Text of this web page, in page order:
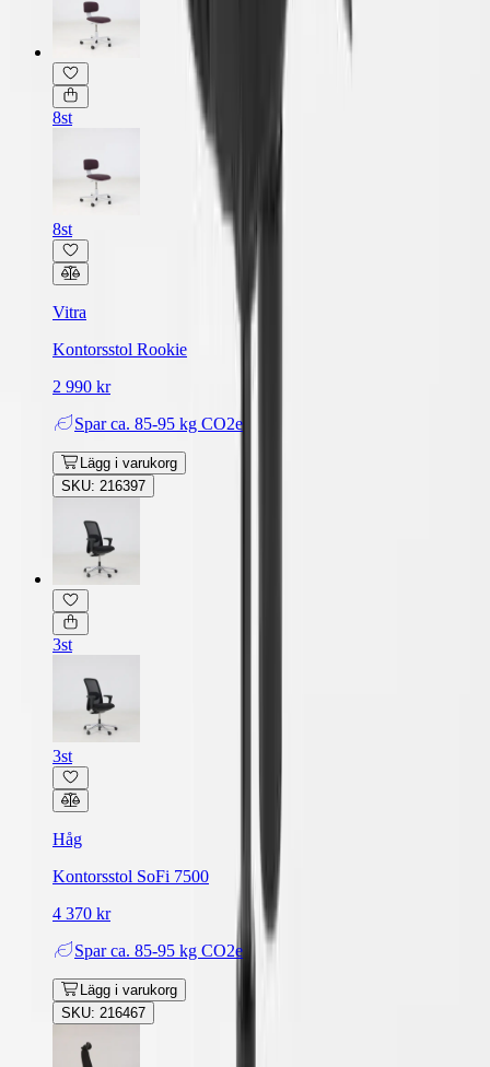
8st
8st
Vitra
Kontorsstol Rookie
2 990 kr
Spar ca. 85-95 kg CO2e
Lägg i varukorg
SKU: 216397
3st
3st
Håg
Kontorsstol SoFi 7500
4 370 kr
Spar ca. 85-95 kg CO2e
Lägg i varukorg
SKU: 216467